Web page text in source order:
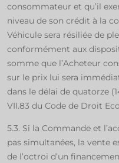
consommateur et qu’il
niveau de son crédit à la
Véhicule sera résiliée de
conformément aux
somme que l’Acheteur
sur le prix lui sera
dans le délai de quatorze
VII.83 du Code de Droit
5.3. Si la Commande et
pas simultanées, la vente
de l’octroi d’un